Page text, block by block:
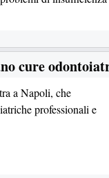
cure
a Napoli, che
professionali e